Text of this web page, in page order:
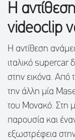
Η
videoclip
Η αντίθεση
ιταλικό supercar
στην εικόνα. Από
την άλλη μία
του Μονακό. Στη
παρουσία και
εξωστρέφεια